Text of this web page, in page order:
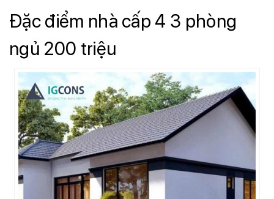
Đặc điểm nhà cấp 4 3 phòng
ngủ 200 triệu